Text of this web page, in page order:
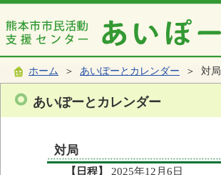
ホーム ＞ あいぽーとカレンダー ＞ 対局
あいぽーとカレンダー
対局
【日程】
2025年12月6日